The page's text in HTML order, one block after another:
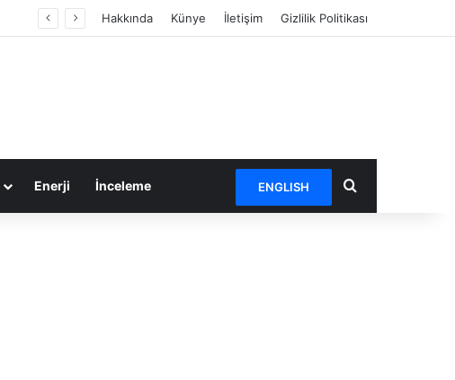
Hakkında Künye İletişim Gizlilik Politikası
Enerji İnceleme ENGLISH Arama yap ...